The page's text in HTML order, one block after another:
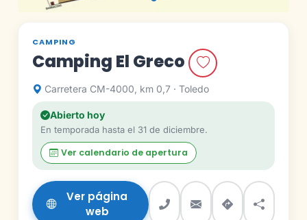
CAMPING
Camping El Greco
Carretera CM-4000, km 0,7 · Toledo
Abierto hoy
En temporada hasta el 31 de diciembre.
Ver calendario de apertura
Ver página
web